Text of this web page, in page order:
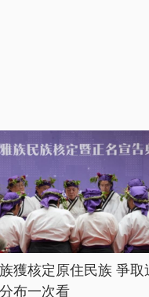
獲核定原住民族 爭取
布一次看